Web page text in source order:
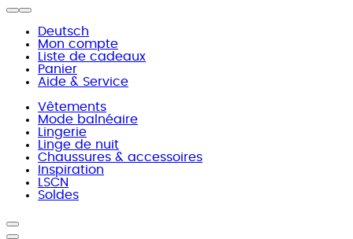
Deutsch
Mon compte
Liste de cadeaux
Panier
Aide & Service
Vêtements
Mode balnéaire
Lingerie
Linge de nuit
Chaussures & accessoires
Inspiration
LSCN
Soldes